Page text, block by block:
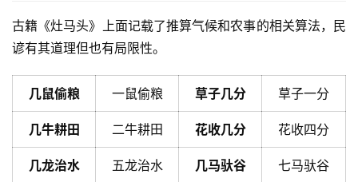
古籍《灶马头》上面记载了推算气候和农事的相关算法，民
谚有其道理但也有局限性。
几鼠偷粮 一鼠偷粮 草子几分 草子一分
几牛耕田 二牛耕田 花收几分 花收四分
几龙治水 五龙治水 几马驮谷 七马驮谷